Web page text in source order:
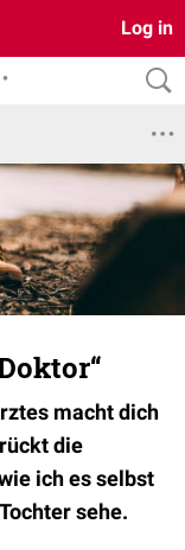
Log in
macht dich
die
ich es selbst
sehe.